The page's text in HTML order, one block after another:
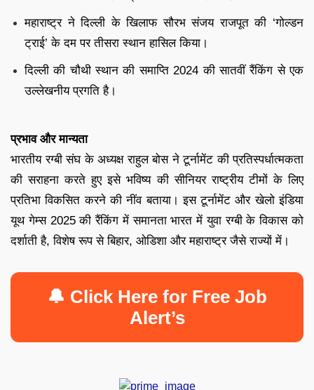
महाराष्ट्र ने दिल्ली के खिलाफ सौरभ संजय राजपूत की ‘गोल्डन
ट्राई’ के दम पर तीसरा स्थान हासिल किया।
दिल्ली की चौथी स्थान की समाप्ति 2024 की सातवीं रैंकिंग से एक
उल्लेखनीय प्रगति है।
प्रभाव और मान्यता
भारतीय रग्बी संघ के अध्यक्ष राहुल बोस ने टूर्नामेंट की प्रतिस्पर्धात्मकता
की सराहना करते हुए इसे भविष्य की सीनियर राष्ट्रीय टीमों के लिए
प्रतिभा विकसित करने की नींव बताया। इस टूर्नामेंट और खेलो इंडिया
यूथ गेम्स 2025 की रैंकिंग में समानता भारत में युवा रग्बी के विकास को
दर्शाती है, विशेष रूप से बिहार, ओडिशा और महाराष्ट्र जैसे राज्यों में।
🔔 Click Here for Free Job
Alert’s